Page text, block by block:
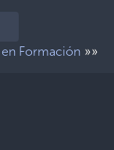
Formación »»